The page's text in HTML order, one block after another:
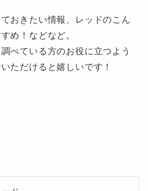
おきたい情報、レッドのこん
め！などなど。
べている方のお役に立つよう
ただけると嬉しいです！